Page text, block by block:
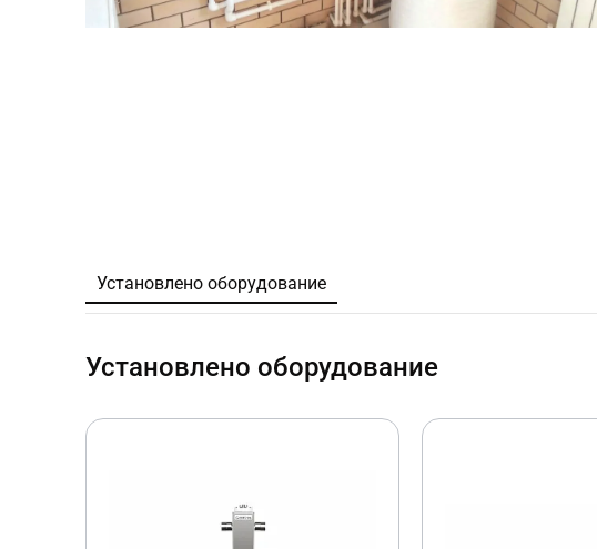
Установлено оборудование
Установлено оборудование